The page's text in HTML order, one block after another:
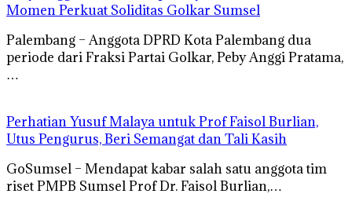
Momen Perkuat Soliditas Golkar Sumsel
Palembang – Anggota DPRD Kota Palembang dua
periode dari Fraksi Partai Golkar, Peby Anggi Pratama,
…
Perhatian Yusuf Malaya untuk Prof Faisol Burlian,
Utus Pengurus, Beri Semangat dan Tali Kasih
GoSumsel – Mendapat kabar salah satu anggota tim
riset PMPB Sumsel Prof Dr. Faisol Burlian,…